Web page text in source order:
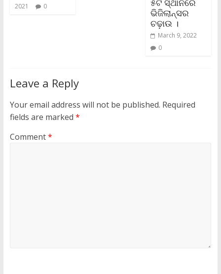
2021
0
୫ଟି ସ୍ଥାନରେ
ଭିଜିଲାନ୍ସର
ଚଢ଼ାଉ ।
March 9, 2022
0
Leave a Reply
Your email address will not be published. Required
fields are marked *
Comment*